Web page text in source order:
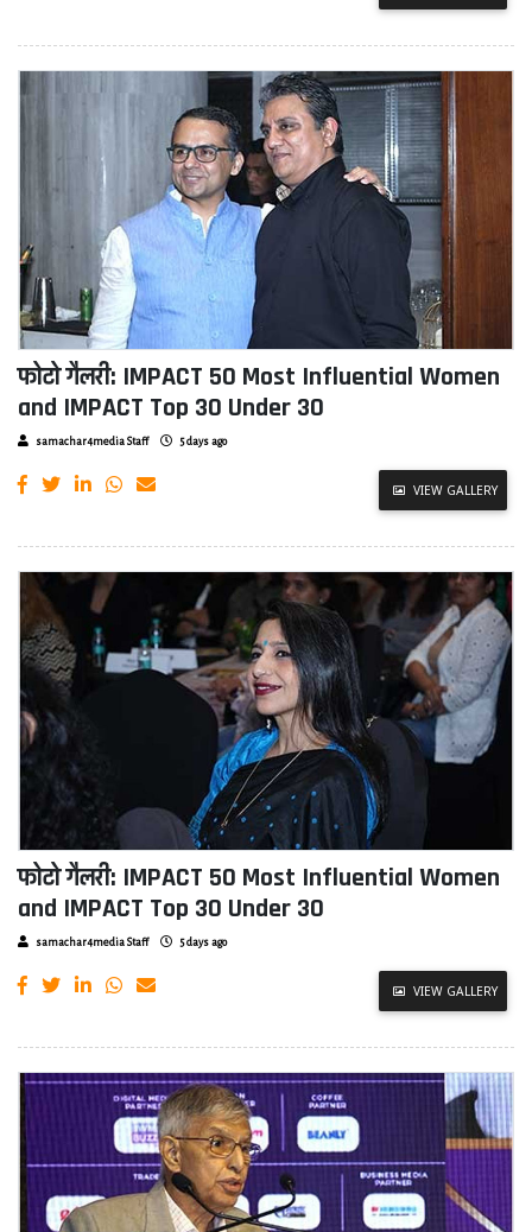
फोटो गैलरी: IMPACT 50 Most Influential Women
and IMPACT Top 30 Under 30
samachar4media Staff 5 days ago
VIEW GALLERY
फोटो गैलरी: IMPACT 50 Most Influential Women
and IMPACT Top 30 Under 30
samachar4media Staff 5 days ago
VIEW GALLERY